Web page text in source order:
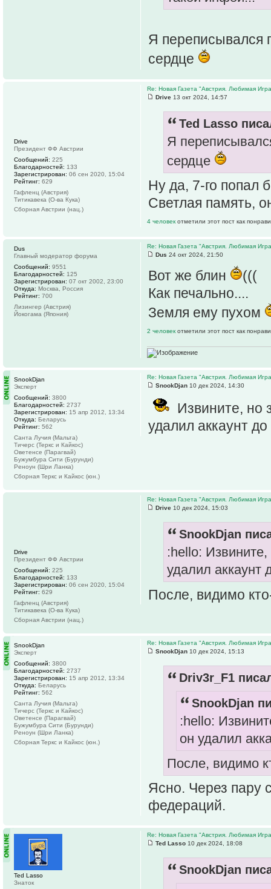
Я переписывался
сердце
Re: Новая Газета "Австрия. Любимая
Drive 13 окт 2024, 14:57
Ted Lasso
Я
сердце
Ну да, 7-го попал
Светлая память,
4 человек отметили этот пост как
Drive
Президент ФФ Австрии
Сообщений: 225
Благодарностей: 133
Зарегистрирован: 06 сен 2020, 15:04
Рейтинг: 629
Гафленц (Австрия)
Титикавека (О-ва Кука)
Сборная Австрии (нац.)
Re: Новая Газета "Австрия. Любимая
Dus 24 окт 2024, 21:50
Вот же блин
(((
Как печально....
Земля ему пухом
2 человек отметили этот пост как
Dus
Главный модератор форума
Сообщений: 9551
Благодарностей: 125
Зарегистрирован: 07 окт 2002, 23:00
Откуда: Москва, Россия
Рейтинг: 700
Лизингер (Австрия)
Йокогама (Япония)
Re: Новая Газета "Австрия. Любимая
SnookDjan 10 дек 2024, 14:30
Извините, но
удалил аккаунт
SnookDjan
Эксперт
Сообщений: 3800
Благодарностей: 2737
Зарегистрирован: 15 апр 2012, 13:34
Откуда: Беларусь
Рейтинг: 562
Санта Лучия (Мальта)
Тичерс (Теркс и Кайкос)
Оветенсе (Парагвай)
Бужумбура Сити (Бурунди)
Реноун (Шри Ланка)
Сборная Теркс и Кайкос (юн.)
Re: Новая Газета "Австрия. Любимая
Drive 10 дек 2024, 15:03
SnookDjan
:hello:
удалил аккаунт
После, видимо
Drive
Президент ФФ Австрии
Сообщений: 225
Благодарностей: 133
Зарегистрирован: 06 сен 2020, 15:04
Рейтинг: 629
Гафленц (Австрия)
Титикавека (О-ва Кука)
Сборная Австрии (нац.)
Re: Новая Газета "Австрия. Любимая
SnookDjan 10 дек 2024, 15:13
Driv3r_F1
SnookDjan
:hello:
он удалил
После, видимо
Ясно. Через пару
федераций.
SnookDjan
Эксперт
Сообщений: 3800
Благодарностей: 2737
Зарегистрирован: 15 апр 2012, 13:34
Откуда: Беларусь
Рейтинг: 562
Санта Лучия (Мальта)
Тичерс (Теркс и Кайкос)
Оветенсе (Парагвай)
Бужумбура Сити (Бурунди)
Реноун (Шри Ланка)
Сборная Теркс и Кайкос (юн.)
Re: Новая Газета "Австрия. Любимая
Ted Lasso 10 дек 2024, 18:08
SnookDjan
Ted Lasso
Знаток